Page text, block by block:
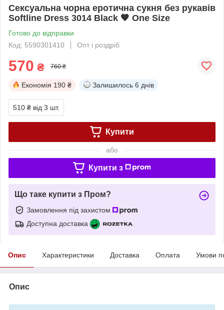
Сексуальна чорна еротична сукня без рукавів
Softline Dress 3014 Black 🖤 One Size
Готово до відправки
Код: 5590301410
Опт і роздріб
570 ₴ 760 ₴
Економія 190 ₴ Залишилось 6 днів
510 ₴ від 3 шт.
Купити
або
Купити з
Що таке купити з Пром?
Замовлення під захистом
Доступна доставка
Опис Характеристики Доставка Оплата Умови
Опис